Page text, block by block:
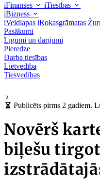
iFinanses
iTiesības
iBizness
iVeidlapas iRokasgrāmatas
Pasākumi
Līgumi un darījumi
Pieredze
Darba tiesības
Lietvedība
Tiesvedības
Publicēts pirms 2 gadiem.
Novērš
biļešu